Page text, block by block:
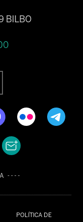
POLÍTICA DE
BILBO
----